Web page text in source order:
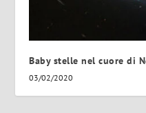
Baby stelle nel cuore di
03/02/2020